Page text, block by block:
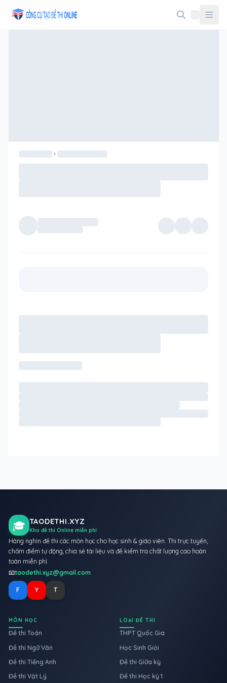
🎓 TAODETHI.XYZ
Kho đề thi Online miễn phí
Hàng nghìn đề thi các môn học cho học sinh & giáo viên. Thi trực tuyến,
chấm điểm tự động, chia sẻ tài liệu và đề kiểm tra chất lượng cao hoàn
toàn miễn phí.
📧taodethi.xyz@gmail.com
F Y T
MÔN HỌC
Đề thi Toán
Đề thi Ngữ Văn
Đề thi Tiếng Anh
Đề thi Vật Lý
LOẠI ĐỀ THI
THPT Quốc Gia
Học Sinh Giỏi
Đề thi Giữa kỳ
Đề thi Học kỳ 1